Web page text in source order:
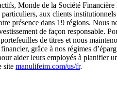
Monde de la Société
aux clients
présence dans 19 régions. Nous
de façon responsable.
de titres et nous
grâce à nos régimes
aider leurs employés à planifier
site manulifeim.com/us/fr.